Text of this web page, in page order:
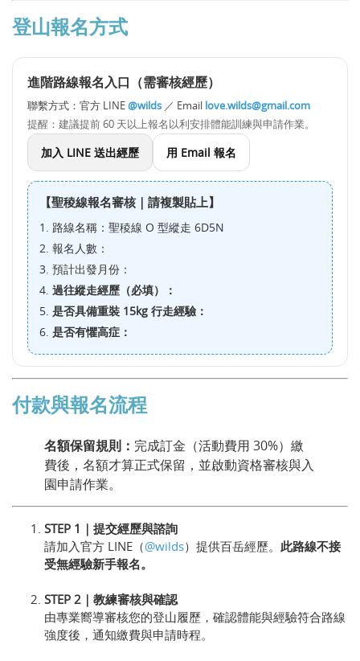
登山報名方式
進階路線報名入口（需審核經歷）
聯繫方式：官方 LINE@wilds ／ Email love.wilds@gmail.com
提醒：建議提前 60 天以上報名以利安排體能訓練與申請作業。
加入 LINE 送出經歷 用 Email 報名
【聖稜線報名審核｜請複製貼上】
1. 路線名稱：聖稜線 O 型縱走 6D5N
2. 報名人數：
3. 預計出發月份：
4. 過往縱走經歷（必填）：
5. 是否具備重裝 15kg 行走經驗：
6. 是否有懼高症：
付款與報名流程
名額保留規則： 完成訂金（活動費用 30%）繳
費後，名額才算正式保留，並啟動資格審核與入
園申請作業。
STEP 1｜提交經歷與諮詢
請加入官方 LINE（@wilds）提供百岳經歷。 此路線不接
受無經驗新手報名。
STEP 2｜教練審核與確認
由專業嚮導審核您的登山履歷，確認體能與經驗符合路線
強度後，通知繳費與申請時程。